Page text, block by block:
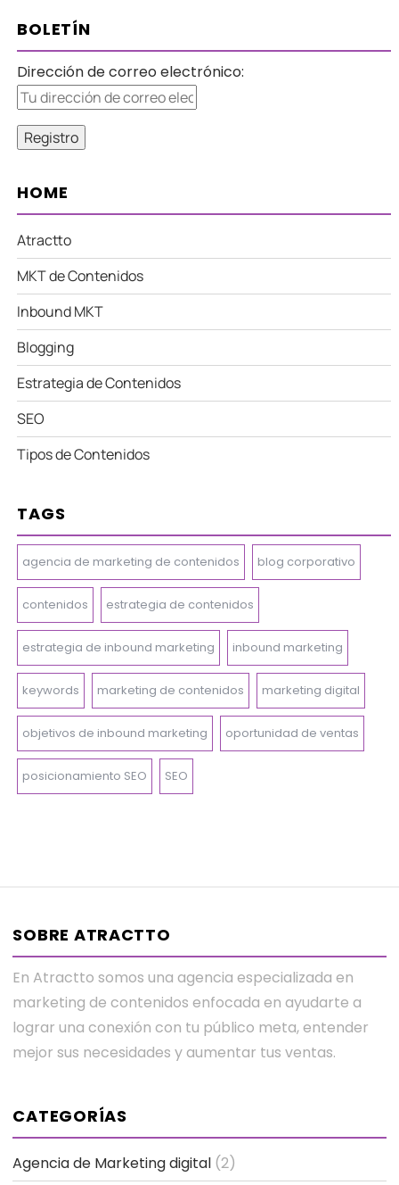
BOLETÍN
Dirección de correo electrónico:
HOME
Atractto
MKT de Contenidos
Inbound MKT
Blogging
Estrategia de Contenidos
SEO
Tipos de Contenidos
TAGS
agencia de marketing de contenidos blog corporativo
contenidos estrategia de contenidos
estrategia de inbound marketing inbound marketing
keywords marketing de contenidos marketing digital
objetivos de inbound marketing oportunidad de ventas
posicionamiento SEO SEO
SOBRE ATRACTTO
En Atractto somos una agencia especializada en
marketing de contenidos enfocada en ayudarte a
lograr una conexión con tu público meta, entender
mejor sus necesidades y aumentar tus ventas.
CATEGORÍAS
Agencia de Marketing digital (2)